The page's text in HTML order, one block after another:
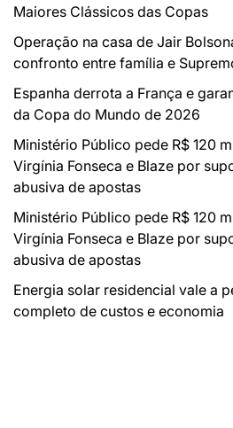
Maiores Clássicos das Copas
Operação na casa de Jair
confronto entre família e
Espanha derrota a França e
da Copa do Mundo de 2026
Ministério Público pede R$ 120
Virgínia Fonseca e Blaze por
abusiva de apostas
Ministério Público pede R$ 120
Virgínia Fonseca e Blaze por
abusiva de apostas
Energia solar residencial vale a
completo de custos e economia